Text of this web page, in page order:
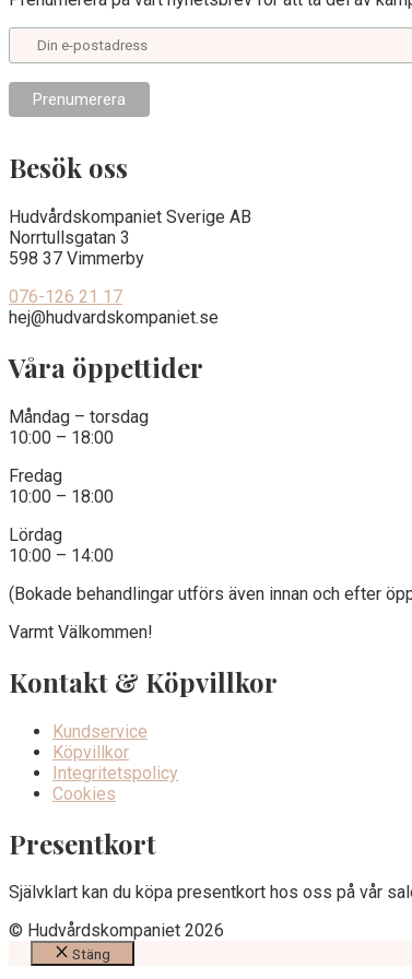
Besök oss
Hudvårdskompaniet Sverige AB
Norrtullsgatan 3
598 37 Vimmerby
076-126 21 17
hej@hudvardskompaniet.se
Våra öppettider
Måndag – torsdag
10:00 – 18:00
Fredag
10:00 – 18:00
Lördag
10:00 – 14:00
(Bokade behandlingar utförs även innan och efter
Varmt Välkommen!
Kontakt & Köpvillkor
Kundservice
Köpvillkor
Integritetspolicy
Cookies
Presentkort
Självklart kan du köpa presentkort hos oss på vår
© Hudvårdskompaniet 2026
Stäng